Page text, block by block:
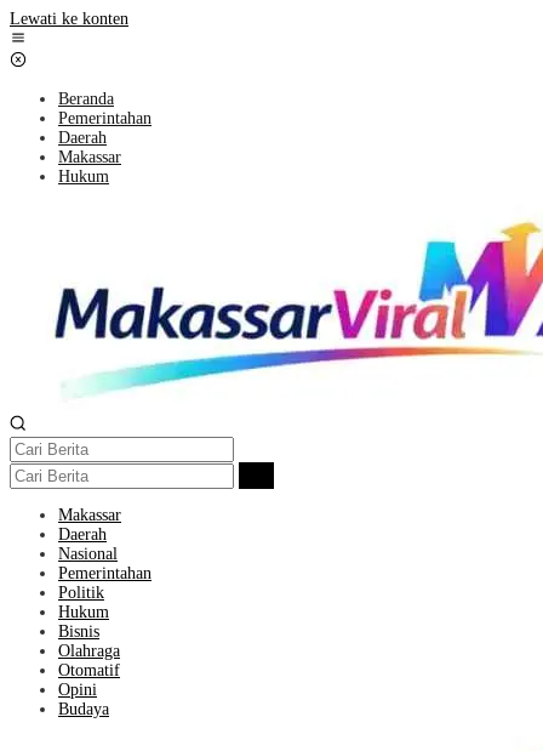
Lewati ke konten
Beranda
Pemerintahan
Daerah
Makassar
Hukum
Makassar
Daerah
Nasional
Pemerintahan
Politik
Hukum
Bisnis
Olahraga
Otomatif
Opini
Budaya